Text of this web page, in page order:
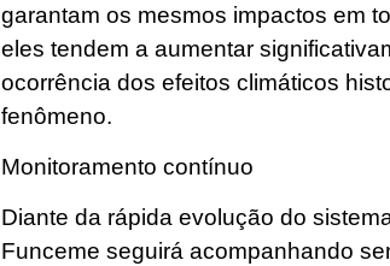
garantam os mesmos impactos em
eles tendem a aumentar
ocorrência dos efeitos climáticos
fenômeno.
Monitoramento contínuo
Diante da rápida evolução do
Funceme seguirá acompanhando